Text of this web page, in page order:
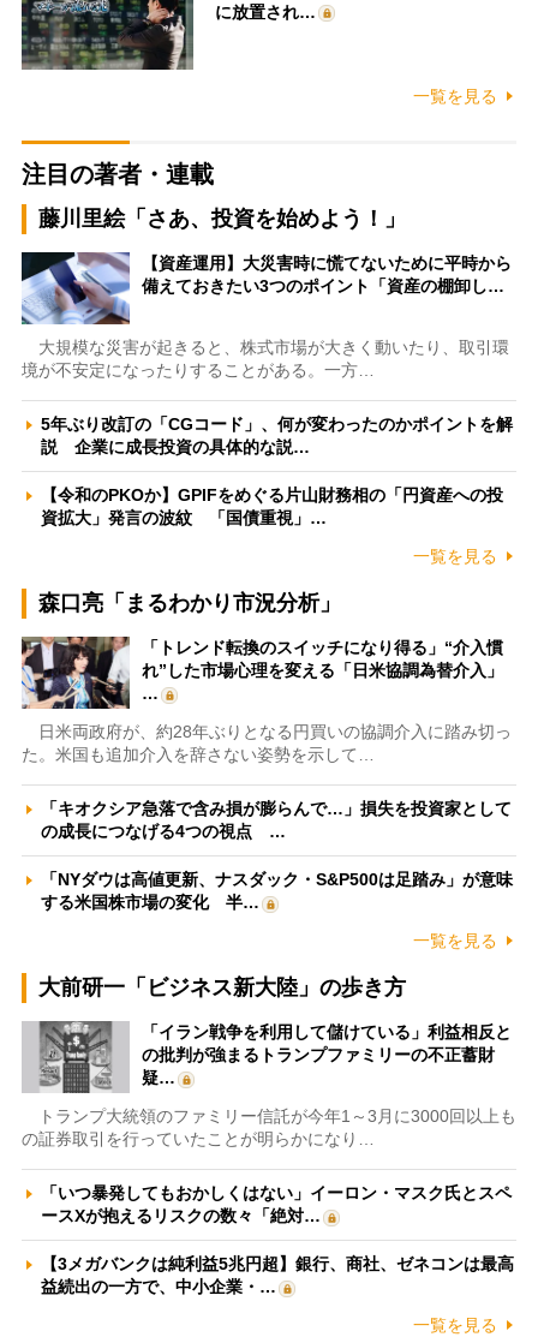
に放置され…
一覧を見る
注目の著者・連載
藤川里絵「さあ、投資を始めよう！」
【資産運用】大災害時に慌てないために平時から
備えておきたい3つのポイント「資産の棚卸し…
大規模な災害が起きると、株式市場が大きく動いたり、取引環
境が不安定になったりすることがある。一方…
5年ぶり改訂の「CGコード」、何が変わったのかポイントを解
説 企業に成長投資の具体的な説…
【令和のPKOか】GPIFをめぐる片山財務相の「円資産への投
資拡大」発言の波紋 「国債重視」…
一覧を見る
森口亮「まるわかり市況分析」
「トレンド転換のスイッチになり得る」“介入慣
れ”した市場心理を変える「日米協調為替介入」
…
日米両政府が、約28年ぶりとなる円買いの協調介入に踏み切っ
た。米国も追加介入を辞さない姿勢を示して…
「キオクシア急落で含み損が膨らんで…」損失を投資家として
の成長につなげる4つの視点 …
「NYダウは高値更新、ナスダック・S&P500は足踏み」が意味
する米国株市場の変化 半…
一覧を見る
大前研一「ビジネス新大陸」の歩き方
「イラン戦争を利用して儲けている」利益相反と
の批判が強まるトランプファミリーの不正蓄財
疑…
トランプ大統領のファミリー信託が今年1～3月に3000回以上も
の証券取引を行っていたことが明らかになり…
「いつ暴発してもおかしくはない」イーロン・マスク氏とスペ
ースXが抱えるリスクの数々「絶対…
【3メガバンクは純利益5兆円超】銀行、商社、ゼネコンは最高
益続出の一方で、中小企業・…
一覧を見る